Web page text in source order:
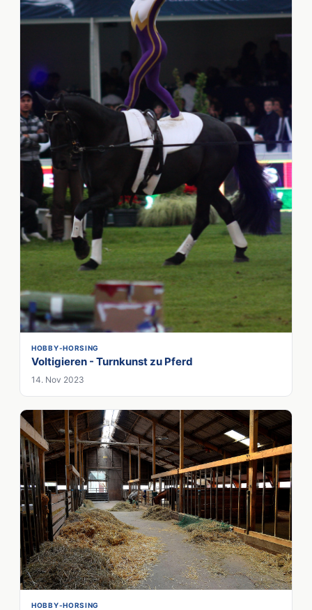
HOBBY-HORSING
Voltigieren - Turnkunst zu Pferd
14. Nov 2023
HOBBY-HORSING